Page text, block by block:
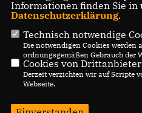
16.08.2021, 16:36 Uhr
Informationen finden Sie in
Datenschutzerklärung.
Technisch notwendige
Die notwendigen Cookies werden
ordnungsgemäßen Gebrauch der
Cookies von
Derzeit verzichten wir auf Scripte
Webseite.